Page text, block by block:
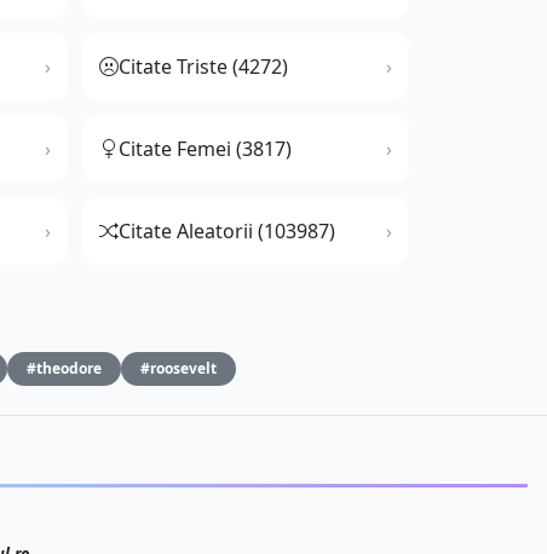
Citate Triste (4272)
Citate Femei (3817)
Citate Aleatorii (103987)
#theodore #roosevelt